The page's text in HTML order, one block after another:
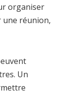
organiser
une réunion,
Un